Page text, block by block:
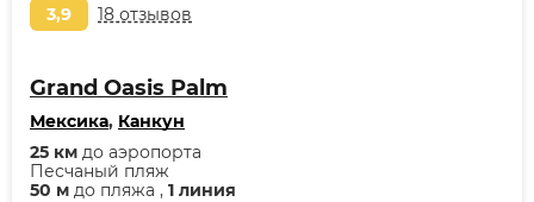
3,9 18 отзывов
Grand Oasis Palm
Мексика, Канкун
50 м до пляжа , 1 линия
Песчаный пляж
25 км до аэропорта